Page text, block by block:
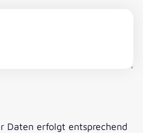
Daten erfolgt entsprechend